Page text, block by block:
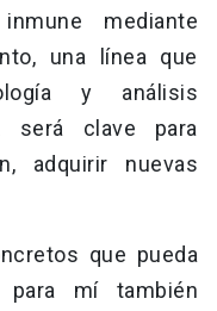
mediante
una línea que
y análisis
será clave para
adquirir nuevas
que pueda
para mí también